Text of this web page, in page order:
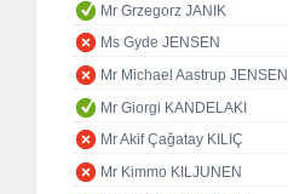
Mr Grzegorz JANIK
Ms Gyde JENSEN
Mr Michael Aastrup JENSEN
Mr Giorgi KANDELAKI
Mr Akif Çağatay KILIÇ
Mr Kimmo KILJUNEN